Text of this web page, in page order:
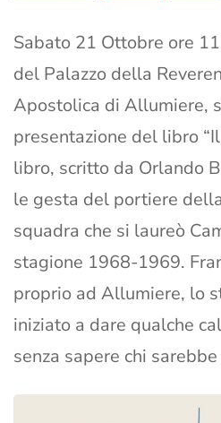
Sabato 21 Ottobre ore
del Palazzo della
Apostolica di Allumiere,
presentazione del libro
libro, scritto da Orlando
le gesta del portiere
squadra che si laureò
stagione 1968-1969.
proprio ad Allumiere, lo
iniziato a dare qualche
senza sapere chi